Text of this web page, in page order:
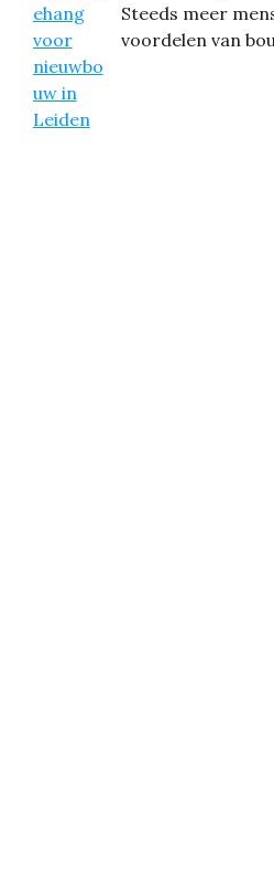
Steeds meer
voordelen van